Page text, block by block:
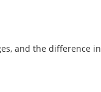
and the difference in